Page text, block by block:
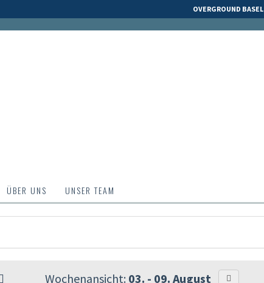
OVERGROUND BASEL
ÜBER UNS UNSER TEAM
Wochenansicht: 03. - 09. August